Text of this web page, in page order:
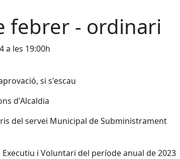
febrer - ordinari
a les 19:00h
si s'escau
d'Alcaldia
del servei Municipal de Subministrament
i Voluntari del període anual de 2023